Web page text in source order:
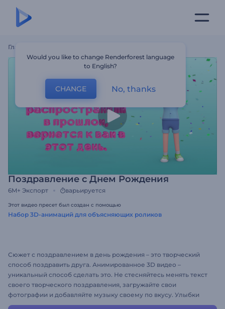
Главная
Поздравление с Днем Рождения
6M+ Экспорт варьируется
Этот видео пресет был создан с помощью
Набор 3D-анимаций для объясняющих роликов
Сюжет с поздравлением в день рождения – это творческий
способ поздравить друга. Анимированное 3D видео –
уникальный способ сделать это. Не стесняйтесь менять текст
своего творческого поздравления, загружайте свои
фотографии и добавляйте музыку своему по вкусу. Улыбки
гарантированы!
Would you like to change Renderforest language
to English?
CHANGE No, thanks